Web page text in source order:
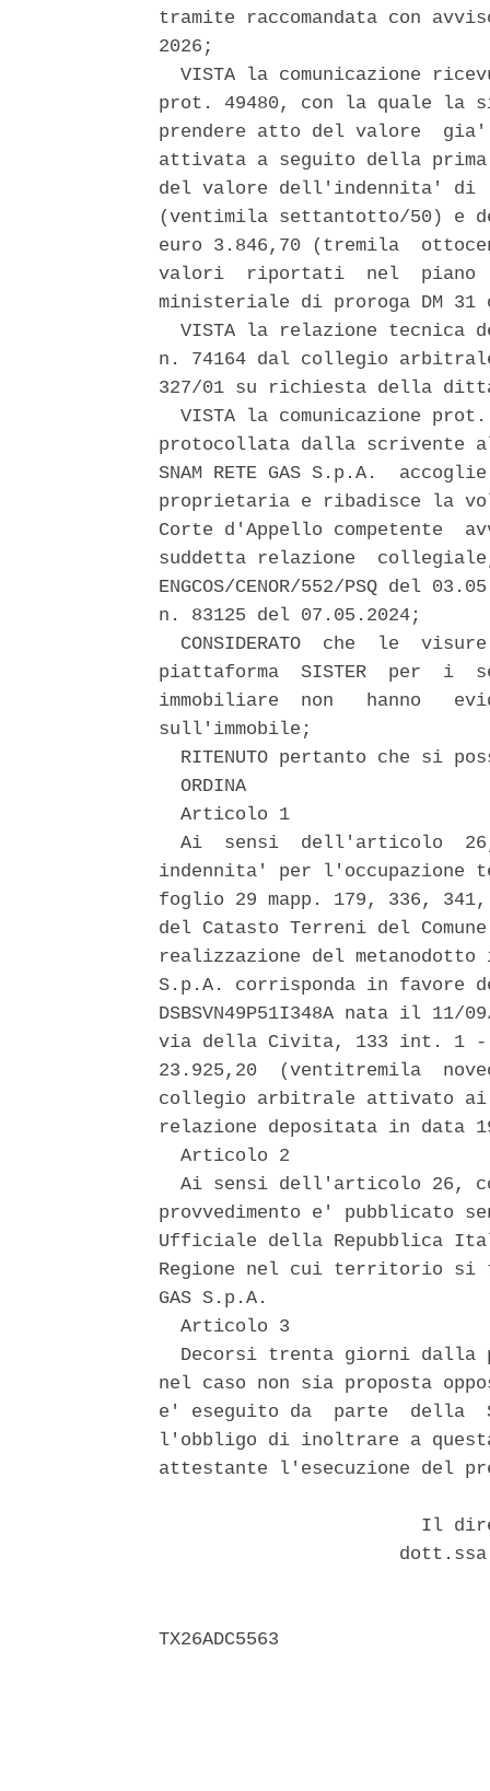
tramite raccomandata con
2026;
VISTA la comunicazione
prot. 49480, con la quale la
prendere atto del valore
attivata a seguito della prima
del valore dell'indennita' di
(ventimila settantotto/50) e
euro 3.846,70 (tremila
valori  riportati  nel  piano
ministeriale di proroga DM
VISTA la relazione tecnica
n. 74164 dal collegio
327/01 su richiesta della
VISTA la comunicazione
protocollata dalla scrivente
SNAM RETE GAS S.p.A.
proprietaria e ribadisce la
Corte d'Appello competente
suddetta relazione
ENGCOS/CENOR/552/PSQ del
n. 83125 del 07.05.2024;
CONSIDERATO  che  le
piattaforma  SISTER  per
immobiliare  non   hanno
sull'immobile;
RITENUTO pertanto che si
  ORDINA
  Articolo 1
Ai  sensi  dell'articolo
indennita' per
foglio 29 mapp. 179, 336,
del Catasto Terreni del
realizzazione del metanodotto
S.p.A. corrisponda in favore
DSBSVN49P51I348A nata il
via della Civita, 133 int. 1 -
23.925,20  (ventitremila
collegio arbitrale attivato ai
relazione depositata in data
  Articolo 2
Ai sensi dell'articolo 26,
provvedimento e' pubblicato
Ufficiale della Repubblica
Regione nel cui territorio si
GAS S.p.A.
  Articolo 3
Decorsi trenta giorni dalla
nel caso non sia proposta
e' eseguito da  parte  della
l'obbligo di inoltrare a questa
attestante l'esecuzione del
Il